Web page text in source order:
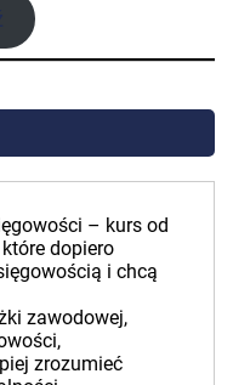
– kurs od
dopiero
i chcą
zawodowej,
zrozumieć